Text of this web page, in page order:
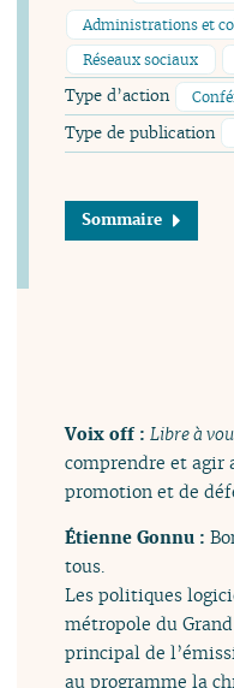
Administrations et
Réseaux sociaux
Type d’action
Type de publication
Sommaire
Voix off : Libre à
comprendre et agir
promotion et de
Étienne Gonnu :
tous.
Les politiques
métropole du
principal de
au programme la